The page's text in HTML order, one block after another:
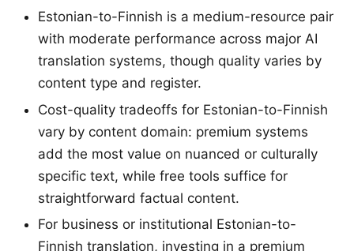
Estonian-to-Finnish is a medium-resource pair
with moderate performance across major AI
translation systems, though quality varies by
content type and register.
Cost-quality tradeoffs for Estonian-to-Finnish
vary by content domain: premium systems
add the most value on nuanced or culturally
specific text, while free tools suffice for
straightforward factual content.
For business or institutional Estonian-to-
Finnish translation, investing in a premium